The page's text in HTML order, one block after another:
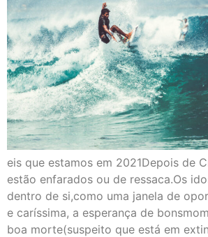
eis que estamos em 2021Depois de
estão enfarados ou de ressaca.Os
dentro de si,como uma janela de
e caríssima, a esperança de
boa morte(suspeito que está em